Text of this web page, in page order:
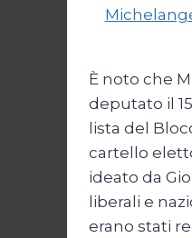
È noto che
deputato il
lista del
cartello
ideato da
liberali e
erano stati